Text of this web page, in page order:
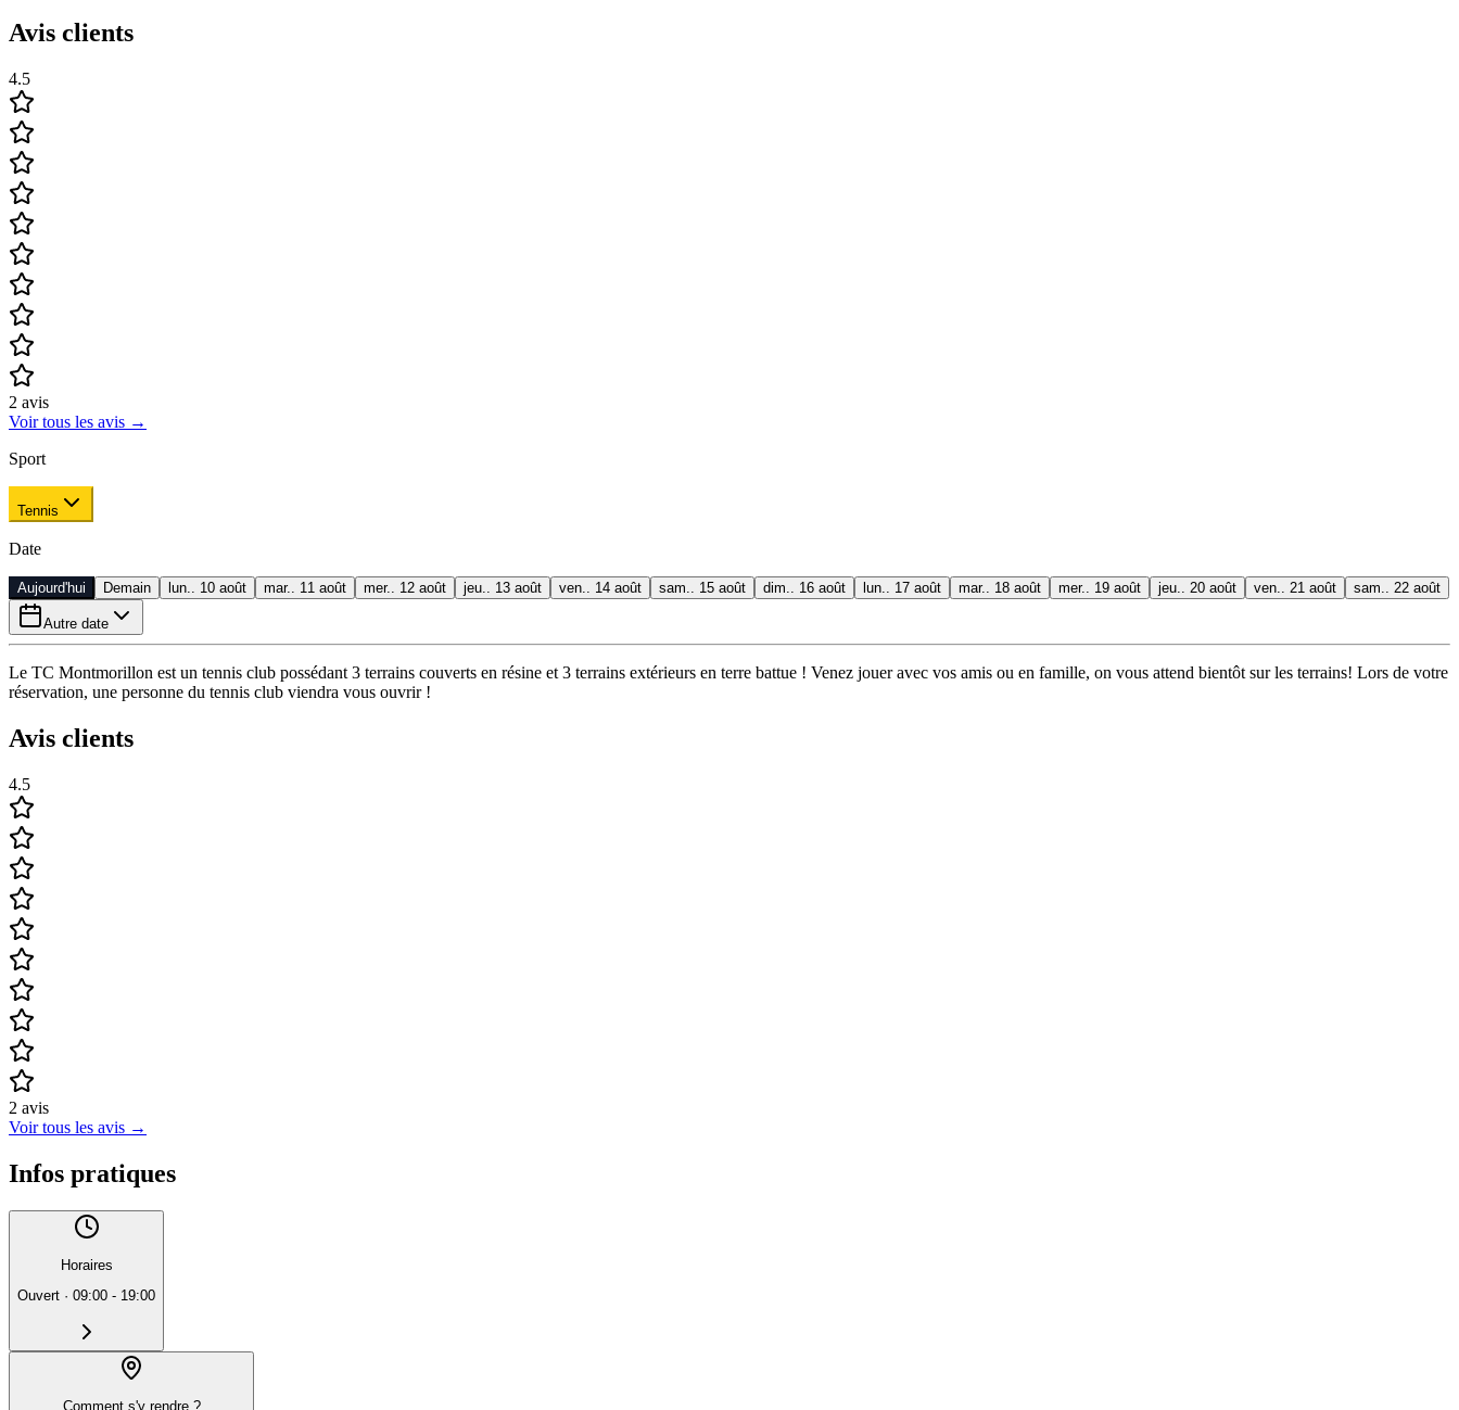
Avis clients
4.5
2 avis
Voir tous les avis →
Sport
Tennis
Date
Aujourd'hui Demain lun.. 10 août mar.. 11 août mer.. 12 août jeu.. 13 août ven.. 14 août sam.. 15 août dim.. 16 août lun.. 17 août mar.. 18 août mer.. 19 août jeu.. 20 août ven.. 21 août sam.. 22 août
Autre date
Le TC Montmorillon est un tennis club possédant 3 terrains couverts en résine et 3 terrains extérieurs en terre battue ! Venez jouer avec vos amis ou en famille, on vous attend bientôt sur les terrains! Lors de votre
réservation, une personne du tennis club viendra vous ouvrir !
Avis clients
4.5
2 avis
Voir tous les avis →
Infos pratiques
Horaires
Ouvert · 09:00 - 19:00
Comment s'y rendre ?